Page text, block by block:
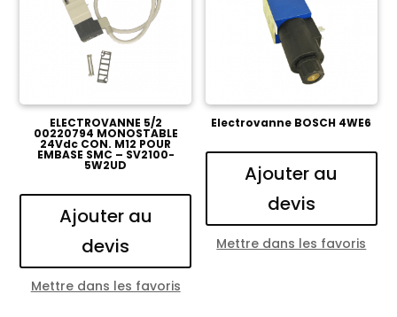
ELECTROVANNE 5/2
00220794 MONOSTABLE
24Vdc CON. M12 POUR
EMBASE SMC – SV2100-
5W2UD
Ajouter au
devis
Mettre dans les favoris
Electrovanne BOSCH 4WE6
Ajouter au
devis
Mettre dans les favoris